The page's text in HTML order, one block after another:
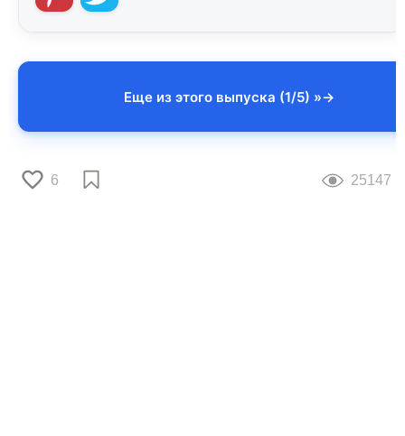
Еще из этого выпуска (1/5) »
6 25147